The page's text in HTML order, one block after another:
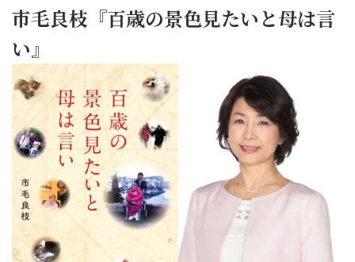
市毛良枝『百歳の景色見たいと母は言
い』